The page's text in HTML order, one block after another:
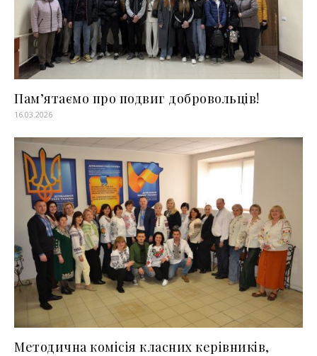
Пам’ятаємо про подвиг добровольців!
16.03.2026
Методична комісія класних керівників,